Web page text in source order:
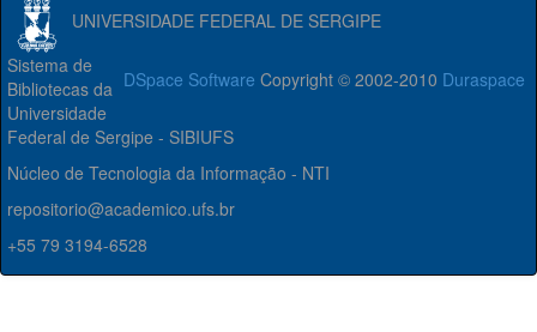
UNIVERSIDADE FEDERAL DE SERGIPE
DSpace Software Copyright © 2002-2010 Duraspace
Sistema de
Bibliotecas da
Universidade
Federal de Sergipe - SIBIUFS
Núcleo de Tecnologia da Informação - NTI
repositorio@academico.ufs.br
+55 79 3194-6528